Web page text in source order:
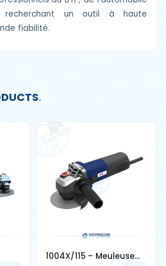
recherchant un outil à haute
fiabilité.
.
1004X/115 – Meuleuse